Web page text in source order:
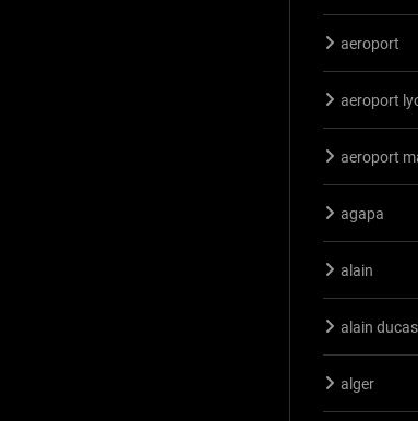
aeroport
aeroport
aeroport
agapa
alain
alain
alger